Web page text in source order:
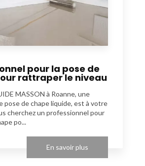
pour la pose de
rattraper le niveau
MASSON à Roanne, une
pose de chape liquide, est à votre
cherchez un professionnel pour
po...
En savoir plus